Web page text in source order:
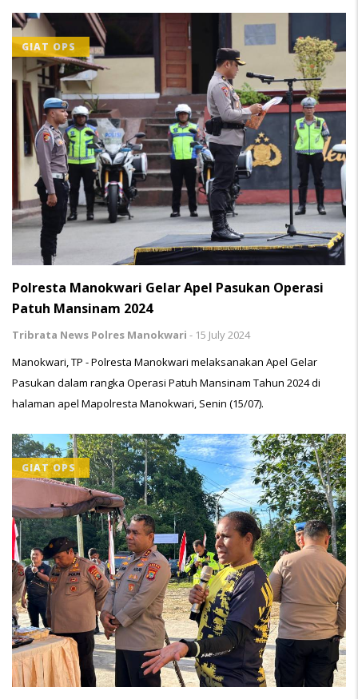
GIAT OPS
Polresta Manokwari Gelar Apel Pasukan Operasi
Patuh Mansinam 2024
Tribrata News Polres Manokwari - 15 July 2024
Manokwari, TP - Polresta Manokwari melaksanakan Apel Gelar
Pasukan dalam rangka Operasi Patuh Mansinam Tahun 2024 di
halaman apel Mapolresta Manokwari, Senin (15/07).
GIAT OPS